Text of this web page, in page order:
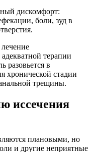
дискомфорт:
боли, зуд в
терапии
разовьется в
хронической стадии
трещины.
иссечения
плановыми, но
и другие неприятные